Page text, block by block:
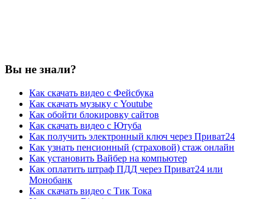
Вы не знали?
Как скачать видео с Фейсбука
Как скачать музыку с Youtube
Как обойти блокировку сайтов
Как скачать видео с Ютуба
Как получить электронный ключ через Приват24
Как узнать пенсионный (страховой) стаж онлайн
Как установить Вайбер на компьютер
Как оплатить штраф ПДД через Приват24 или
Монобанк
Как скачать видео с Тик Тока